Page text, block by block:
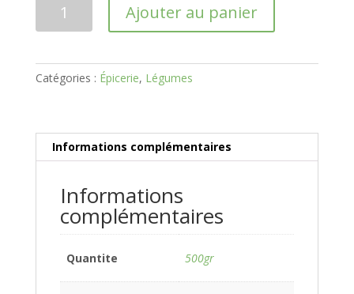
Ajouter au panier
Catégories : Épicerie, Légumes
Informations complémentaires
Informations
complémentaires
Quantite 500gr